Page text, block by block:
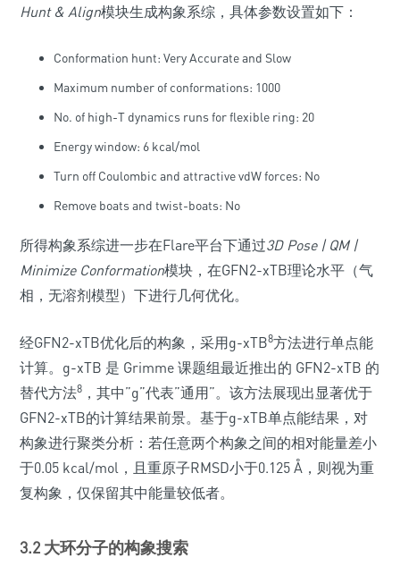
Hunt & Align模块生成构象系综，具体参数设置如下：
Conformation hunt: Very Accurate and Slow
Maximum number of conformations: 1000
No. of high-T dynamics runs for flexible ring: 20
Energy window: 6 kcal/mol
Turn off Coulombic and attractive vdW forces: No
Remove boats and twist-boats: No
所得构象系综进一步在Flare平台下通过3D Pose | QM |
Minimize Conformation模块，在GFN2-xTB理论水平（气
相，无溶剂模型）下进行几何优化。
经GFN2-xTB优化后的构象，采用g-xTB8方法进行单点能
计算。g-xTB 是 Grimme 课题组最近推出的 GFN2-xTB 的
替代方法8 ，其中”g”代表”通用”。该方法展现出显著优于
GFN2-xTB的计算结果前景。基于g-xTB单点能结果，对
构象进行聚类分析：若任意两个构象之间的相对能量差小
于0.05 kcal/mol，且重原子RMSD小于0.125 Å，则视为重
复构象，仅保留其中能量较低者。
3.2 大环分子的构象搜索